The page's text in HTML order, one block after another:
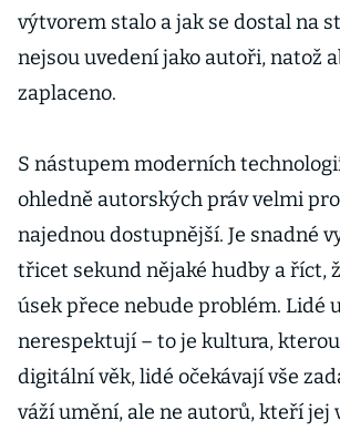
výtvorem stalo a jak se dostal na
nejsou uvedení jako autoři, natož
zaplaceno.
S nástupem moderních
ohledně autorských práv velmi
najednou dostupnější. Je snadné
třicet sekund nějaké hudby a říct,
úsek přece nebude problém. Lidé
nerespektují – to je kultura,
digitální věk, lidé očekávají vše
váží umění, ale ne autorů, kteří jej